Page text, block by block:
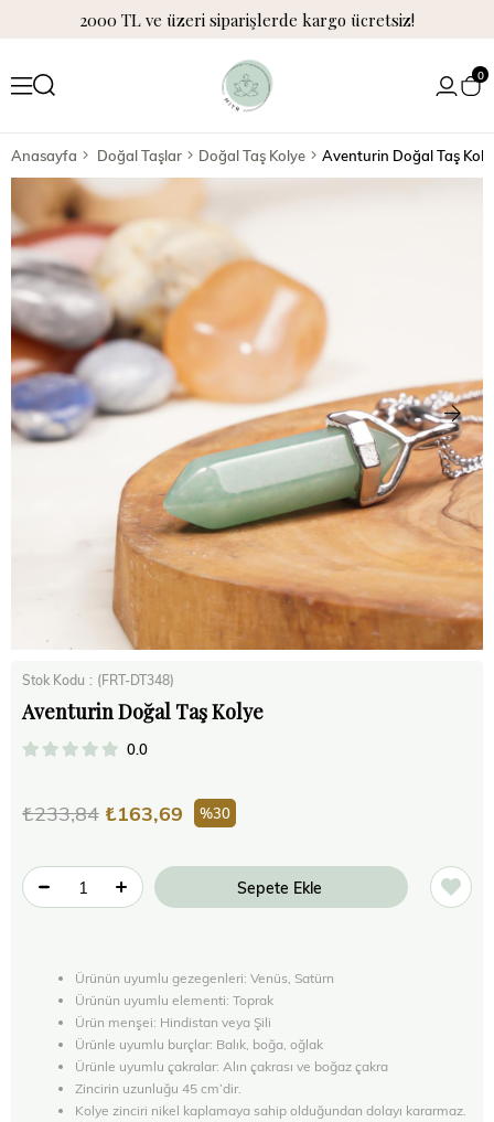
2000 TL ve üzeri siparişlerde kargo ücretsiz!
0
Anasayfa Doğal Taşlar Doğal Taş Kolye Aventurin Doğal Taş
Stok Kodu (FRT-DT348)
Aventurin Doğal Taş Kolye
0.0
₺233,84 ₺163,69 30
Ürünün uyumlu gezegenleri: Venüs, Satürn
Ürünün uyumlu elementi: Toprak
Ürün menşei: Hindistan veya Şili
Ürünle uyumlu burçlar: Balık, boğa, oğlak
Ürünle uyumlu çakralar: Alın çakrası ve boğaz çakra
Zincirin uzunluğu 45 cm’dir.
Kolye zinciri nikel kaplamaya sahip olduğundan dolayı kararmaz.